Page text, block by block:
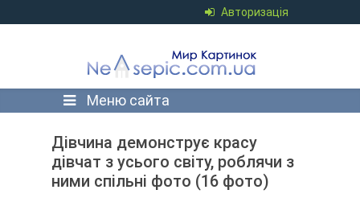
Авторизація
Меню сайта
Дівчина демонструє красу
дівчат з усього світу, роблячи з
ними спільні фото (16 фото)